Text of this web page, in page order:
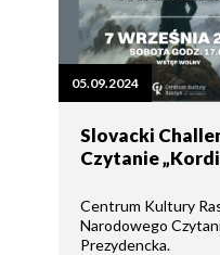
05.09.2024
Slovacki
Czytanie
Centrum Kultury
Narodowego
Prezydencka.